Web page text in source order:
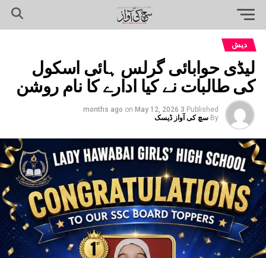
دیش
لیڈی حوابائی گرلس ہائی اسکول
کی طالبات نے کیا ادارے کا نام روشن
Published
3 months ago
on May 12, 2026
By سچ کی آواز ڈیسک